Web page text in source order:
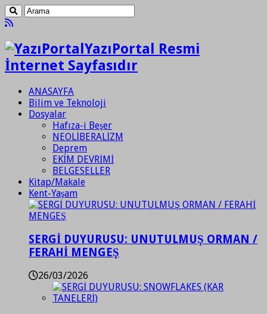
YazıPortal Resmi
İnternet Sayfasıdır
ANASAYFA
Bilim ve Teknoloji
Dosyalar
Hafıza-i Beşer
NEOLİBERALİZM
Deprem
EKİM DEVRİMİ
BELGESELLER
Kitap/Makale
Kent-Yaşam
SERGİ DUYURUSU: UNUTULMUŞ ORMAN /
FERAHİ MENGEŞ
26/03/2026